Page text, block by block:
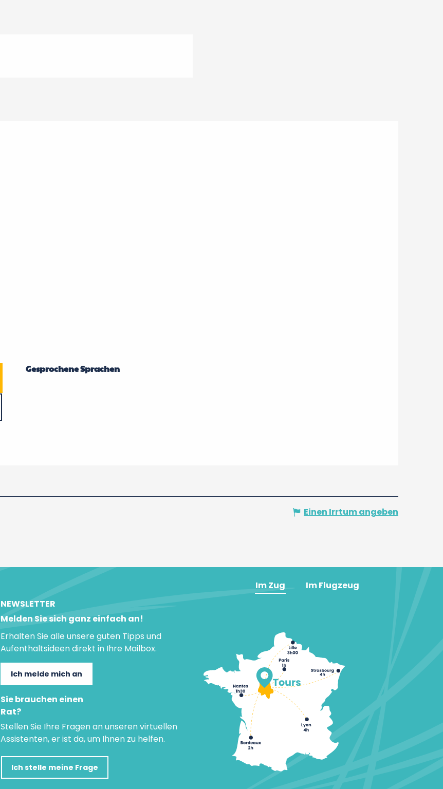
Gesprochene Sprachen
Gesprochene Sprachen
Einen Irrtum angeben
NEWSLETTER
Melden Sie sich ganz einfach an!
Erhalten Sie alle unsere guten Tipps und
Aufenthaltsideen direkt in Ihre Mailbox.
Ich melde mich an
Sie brauchen einen
Rat?
Stellen Sie Ihre Fragen an unseren virtuellen
Assistenten, er ist da, um Ihnen zu helfen.
Ich stelle meine Frage
Im Zug Im Flugzeug